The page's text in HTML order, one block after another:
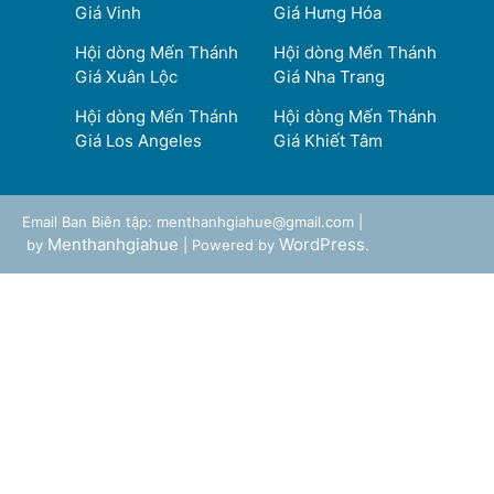
Giá Vinh
Giá Hưng Hóa
Hội dòng Mến Thánh
Giá Xuân Lộc
Hội dòng Mến Thánh
Giá Nha Trang
Hội dòng Mến Thánh
Giá Los Angeles
Hội dòng Mến Thánh
Giá Khiết Tâm
Email Ban Biên tập: menthanhgiahue@gmail.com |
by Menthanhgiahue | Powered by WordPress.